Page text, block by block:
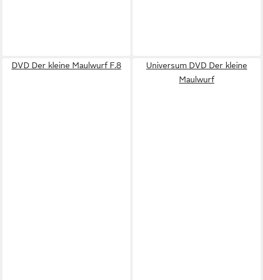
DVD Der kleine Maulwurf F.8
Universum DVD Der kleine
Maulwurf